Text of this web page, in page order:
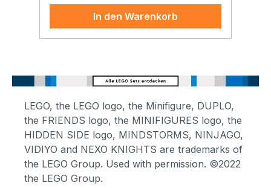
In den Warenkorb
LEGO, the LEGO logo, the Minifigure, DUPLO,
the FRIENDS logo, the MINIFIGURES logo, the
HIDDEN SIDE logo, MINDSTORMS, NINJAGO,
VIDIYO and NEXO KNIGHTS are trademarks of
the LEGO Group. Used with permission. ©2022
the LEGO Group.